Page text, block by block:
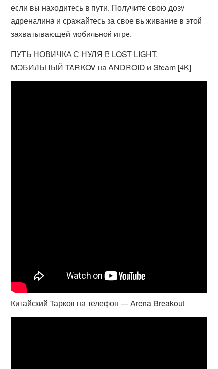
если вы находитесь в пути. Получите свою дозу
адреналина и сражайтесь за свое выживание в этой
захватывающей мобильной игре.
ПУТЬ НОВИЧКА С НУЛЯ В LOST LIGHT.
МОБИЛЬНЫЙ TARKOV на ANDROID и Steam [4K]
Китайский Тарков на телефон — Arena Breakout